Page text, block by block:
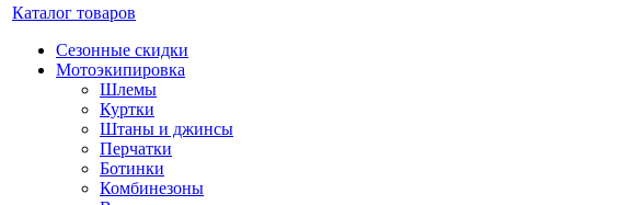
Каталог товаров
Сезонные скидки
Мотоэкипировка
Шлемы
Куртки
Штаны и джинсы
Перчатки
Ботинки
Комбинезоны